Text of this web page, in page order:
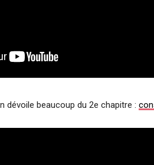
dévoile beaucoup du 2e chapitre :